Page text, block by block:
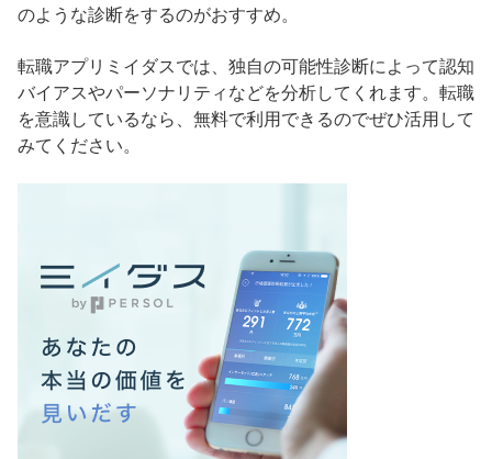
のような診断をするのがおすすめ。
転職アプリミイダスでは、独自の可能性診断によって認知
バイアスやパーソナリティなどを分析してくれます。転職
を意識しているなら、無料で利用できるのでぜひ活用して
みてください。